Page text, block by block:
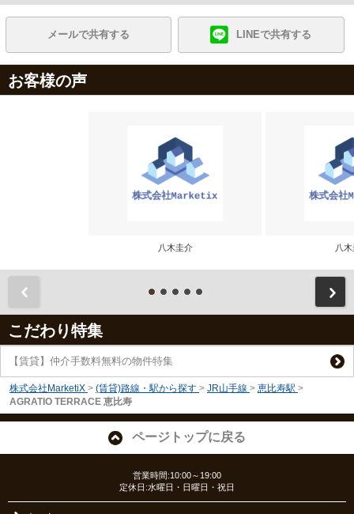
メールで共有する LINEで共有する
お客様の声
八木圭介 八
こだわり特集
【賃貸】仲介手数料無料の物件特集
株式会社MarketiX > (賃貸)路線・駅から探す > JR山手線 > 恵比寿駅 >
AGRATIO TERRACE 恵比寿
ページトップに戻る
営業時間:10:00～19:00
定休日:水曜日・日曜日・祝日